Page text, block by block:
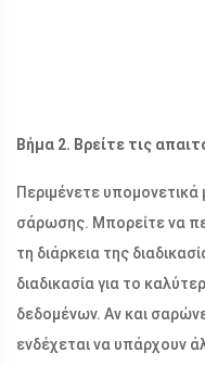
Βήμα 2. Βρείτε τις
Περιμένετε υπομονετικά
σάρωσης. Μπορείτε να
τη διάρκεια της
διαδικασία για το
δεδομένων. Αν και
ενδέχεται να υπάρχουν